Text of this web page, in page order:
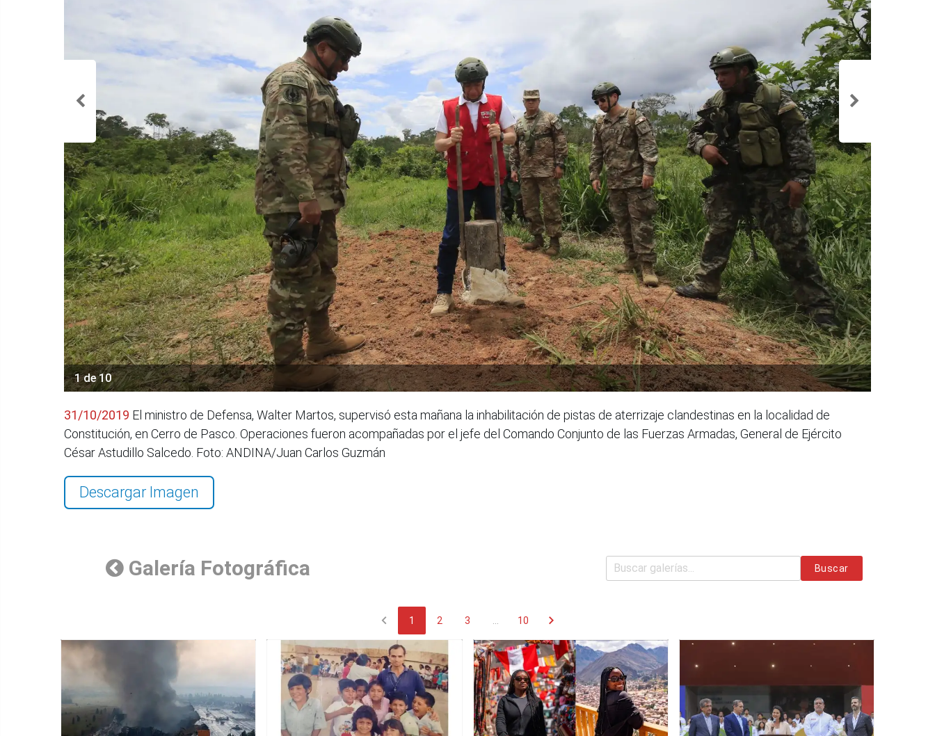
1 de 10
31/10/2019 El ministro de Defensa, Walter Martos, supervisó esta mañana la inhabilitación de pistas de aterrizaje clandestinas en la localidad de
Constitución, en Cerro de Pasco. Operaciones fueron acompañadas por el jefe del Comando Conjunto de las Fuerzas Armadas, General de Ejército
César Astudillo Salcedo. Foto: ANDINA/Juan Carlos Guzmán
Descargar Imagen
Galería Fotográfica Buscar
chevron_left 1 2 3 10 chevron_right